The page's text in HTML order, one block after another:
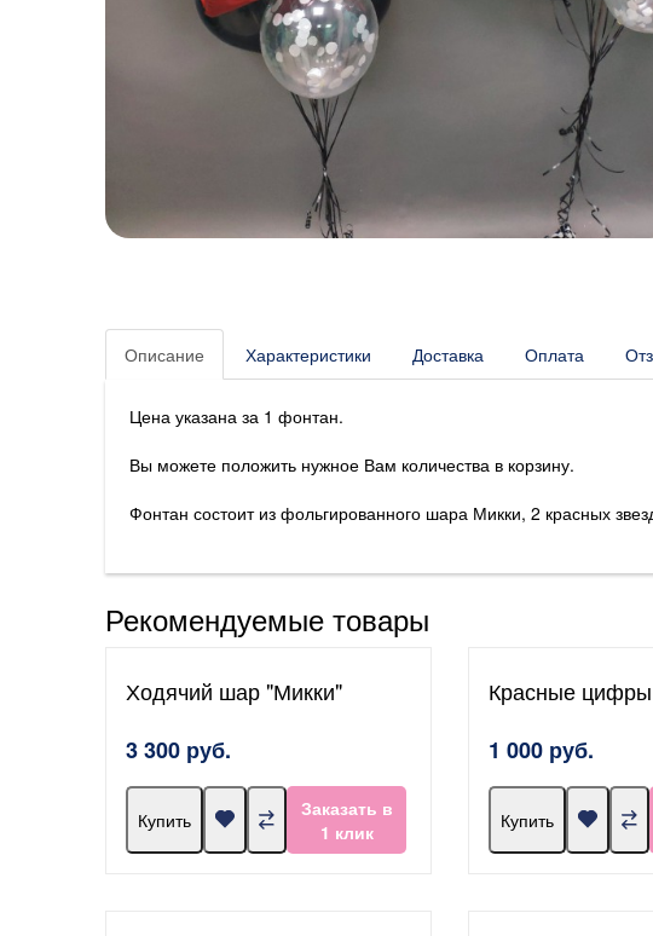
Описание Характеристики Доставка Оплата
Цена указана за 1 фонтан.
Вы можете положить нужное Вам количества в корзину.
Фонтан состоит из фольгированного шара Микки, 2 красных
Рекомендуемые товары
Ходячий шар "Микки"
3 300 руб.
Купить
Заказать в
1 клик
Красные цифры
1 000 руб.
Купить